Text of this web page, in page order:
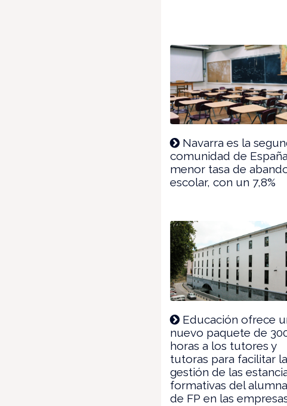
Navarra es la
comunidad de
menor tasa de
escolar, con un 7,8%
Educación ofrece
nuevo paquete de
horas a los tutores y
tutoras para facilitar la
gestión de las
formativas del
de FP en las